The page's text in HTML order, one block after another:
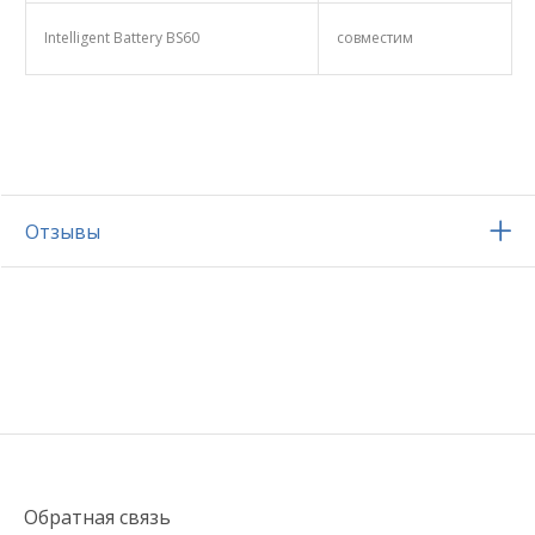
Intelligent Battery BS60 совместим
Отзывы
Обратная связь